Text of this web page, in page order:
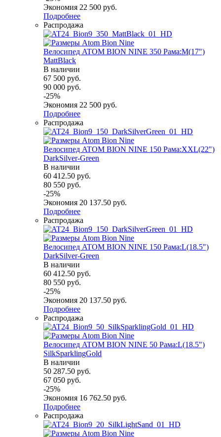
Экономия 22 500 руб.
Подробнее
Распродажа
Велосипед ATOM BION NINE 350 Рама:M(17")
MattBlack
В наличии
67 500 руб.
90 000 руб.
-25%
Экономия 22 500 руб.
Подробнее
Распродажа
Велосипед ATOM BION NINE 150 Рама:XXL(22")
DarkSilver-Green
В наличии
60 412.50 руб.
80 550 руб.
-25%
Экономия 20 137.50 руб.
Подробнее
Распродажа
Велосипед ATOM BION NINE 150 Рама:L(18.5")
DarkSilver-Green
В наличии
60 412.50 руб.
80 550 руб.
-25%
Экономия 20 137.50 руб.
Подробнее
Распродажа
Велосипед ATOM BION NINE 50 Рама:L(18.5")
SilkSparklingGold
В наличии
50 287.50 руб.
67 050 руб.
-25%
Экономия 16 762.50 руб.
Подробнее
Распродажа